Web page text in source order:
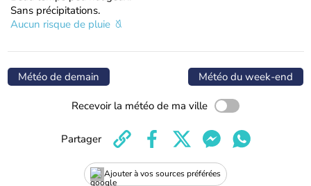
Sans précipitations.
Aucun risque de pluie
Météo de demain Météo du week-end
Recevoir la météo de ma ville
Ajouter à vos sources préférées
Partager